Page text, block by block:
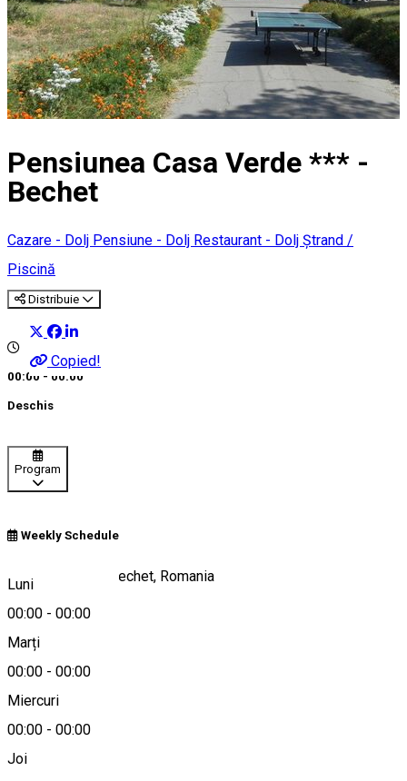
Pensiunea Casa Verde *** -
Bechet
Cazare - Dolj Pensiune - Dolj Restaurant - Dolj Ștrand /
Piscină
Distribuie
Copied!
00:00 - 00:00
Deschis
Program
Weekly Schedule
Luni
00:00 - 00:00
Marți
00:00 - 00:00
Miercuri
00:00 - 00:00
Joi
Calea Dunării 7, Bechet, Romania
Hartă